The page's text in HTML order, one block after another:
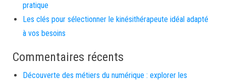
pratique
Les clés pour sélectionner le kinésithérapeute idéal adapté
à vos besoins
Commentaires récents
Découverte des métiers du numérique : explorer les